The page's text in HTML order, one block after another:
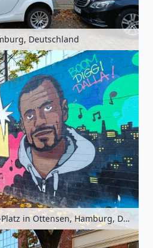
Deutschland
Mural am Kemal-Altun-Platz in Ottensen, Hamburg, Deutschland